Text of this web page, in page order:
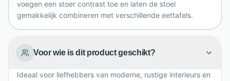
voegen een stoer contrast toe en laten de stoel
gemakkelijk combineren met verschillende eettafels.
Voor wie is dit product geschikt?
Ideaal voor liefhebbers van moderne, rustige interieurs en